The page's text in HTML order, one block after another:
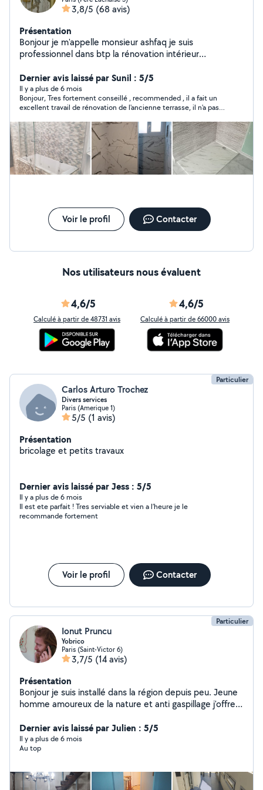
3,8/5 (68 avis)
Présentation
Bonjour je m'appelle monsieur ashfaq je suis
professionnel dans btp la rénovation intérieur
pas à me contacter si vous avez des travaux à faire .
Bien cordialement,
Dernier avis laissé par Sunil : 5/5
Il y a plus de 6 mois
Bonjour, Tres fortement conseillé , recommended , il a fait un
excellent travail de rénovation de l'ancienne terrasse, il n'a pas
professionnel et soigneux dans la pose des carreaux. Il a
exécuté le beau travail dans les délais. Bravo
Voir le profil Contacter
Nos utilisateurs nous évaluent
4,6/5
Calculé à partir de 48731 avis
4,6/5
Calculé à partir de 66000 avis
Particulier
Carlos Arturo Trochez
Divers services
Paris (Amerique 1)
5/5 (1 avis)
Présentation
bricolage et petits travaux
Dernier avis laissé par Jess : 5/5
Il y a plus de 6 mois
Il est ete parfait ! Tres serviable et vien a l’heure je le
recommande fortement
Voir le profil Contacter
Particulier
Ionut Pruncu
Yobrico
Paris (Saint-Victor 6)
3,7/5 (14 avis)
Présentation
Bonjour je suis installé dans la région depuis peu. Jeune
homme amoureux de la nature et anti gaspillage j'offre
restauration de divers objets. N'hésitez pas à me
contacter pour qu'ensemble nous donnons vie a vos
souhaits!
Dernier avis laissé par Julien : 5/5
Il y a plus de 6 mois
Au top